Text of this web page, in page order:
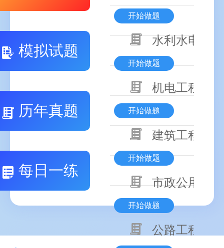
模拟试题
历年真题
每日一练
开始做题
水利水电工
开始做题
机电工程技术
开始做题
建筑工程技术
开始做题
市政公用工
开始做题
公路工程技术